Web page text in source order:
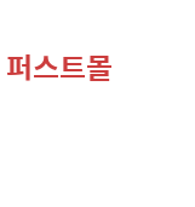
퍼스트몰